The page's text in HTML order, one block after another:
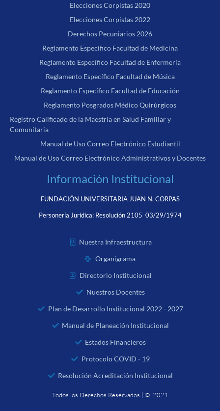
Elecciones Corpistas 2020
Elecciones Corpistas 2022
Derechos Pecuniarios 2026
Reglamento Específico Facultad de Medicina
Reglamento Específico Facultad de Enfermería
Reglamento Específico Facultad de Música
Reglamento Específico Facultad de Educación
Reglamento Posgrados Médico Quirúrgicos
Registro Calificado de la Maestría en Salud Familiar y
Comunitaria
Manual de Uso Correo Electrónico Estudiantil
Manual de Uso Correo Electrónico Administrativos y Docentes
Información Institucional
FUNDACIÓN UNIVERSITARIA JUAN N. CORPAS
Personería Jurídica: Resolución 2105 03/29/1974
Nuestra Infraestructura
Organigrama
Directorio Institucional
Nuestros Docentes
Plan de Desarrollo Institucional 2022 - 2027
Manual de Planeación Institucional
Estados Financieros
Protocolo COVID - 19
Resolución Acreditación Institucional
Todos los Derechos Reservados | © 2021